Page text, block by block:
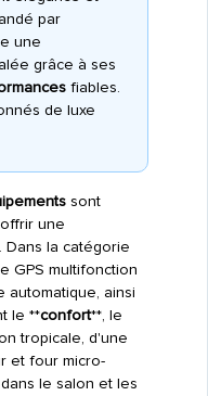
par
une
grâce à ses
fiables.
de luxe
sont
une
la catégorie
GPS multifonction
automatique, ainsi
le **confort**, le
tropicale, d'une
et four micro-
le salon et les